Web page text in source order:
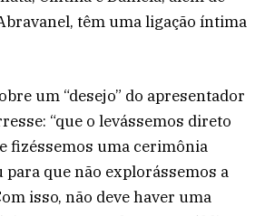
têm uma ligação íntima
um “desejo” do apresentador
“que o levássemos direto
fizéssemos uma cerimônia
para que não explorássemos a
isso, não deve haver uma